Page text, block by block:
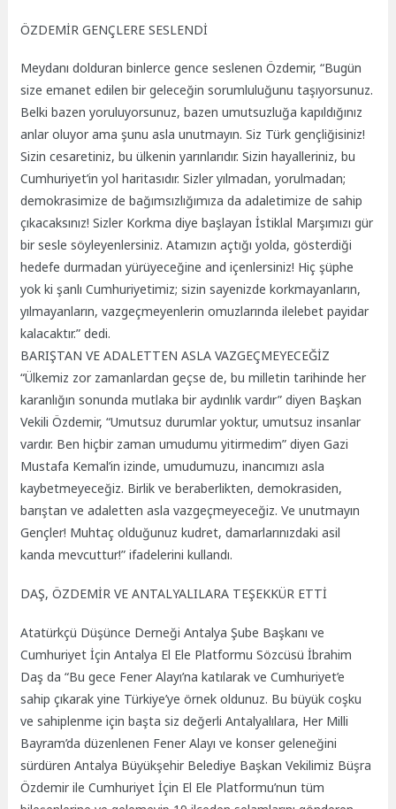
ÖZDEMİR GENÇLERE SESLENDİ
Meydanı dolduran binlerce gence seslenen Özdemir, “Bugün
size emanet edilen bir geleceğin sorumluluğunu taşıyorsunuz.
Belki bazen yoruluyorsunuz, bazen umutsuzluğa kapıldığınız
anlar oluyor ama şunu asla unutmayın. Siz Türk gençliğisiniz!
Sizin cesaretiniz, bu ülkenin yarınlarıdır. Sizin hayalleriniz, bu
Cumhuriyet’in yol haritasıdır. Sizler yılmadan, yorulmadan;
demokrasimize de bağımsızlığımıza da adaletimize de sahip
çıkacaksınız! Sizler Korkma diye başlayan İstiklal Marşımızı gür
bir sesle söyleyenlersiniz. Atamızın açtığı yolda, gösterdiği
hedefe durmadan yürüyeceğine and içenlersiniz! Hiç şüphe
yok ki şanlı Cumhuriyetimiz; sizin sayenizde korkmayanların,
yılmayanların, vazgeçmeyenlerin omuzlarında ilelebet payidar
kalacaktır.” dedi.
BARIŞTAN VE ADALETTEN ASLA VAZGEÇMEYECEĞİZ
“Ülkemiz zor zamanlardan geçse de, bu milletin tarihinde her
karanlığın sonunda mutlaka bir aydınlık vardır” diyen Başkan
Vekili Özdemir, “Umutsuz durumlar yoktur, umutsuz insanlar
vardır. Ben hiçbir zaman umudumu yitirmedim” diyen Gazi
Mustafa Kemal’in izinde, umudumuzu, inancımızı asla
kaybetmeyeceğiz. Birlik ve beraberlikten, demokrasiden,
barıştan ve adaletten asla vazgeçmeyeceğiz. Ve unutmayın
Gençler! Muhtaç olduğunuz kudret, damarlarınızdaki asil
kanda mevcuttur!” ifadelerini kullandı.
DAŞ, ÖZDEMİR VE ANTALYALILARA TEŞEKKÜR ETTİ
Atatürkçü Düşünce Derneği Antalya Şube Başkanı ve
Cumhuriyet İçin Antalya El Ele Platformu Sözcüsü İbrahim
Daş da “Bu gece Fener Alayı’na katılarak ve Cumhuriyet’e
sahip çıkarak yine Türkiye’ye örnek oldunuz. Bu büyük coşku
ve sahiplenme için başta siz değerli Antalyalılara, Her Milli
Bayram’da düzenlenen Fener Alayı ve konser geleneğini
sürdüren Antalya Büyükşehir Belediye Başkan Vekilimiz Büşra
Özdemir ile Cumhuriyet İçin El Ele Platformu’nun tüm